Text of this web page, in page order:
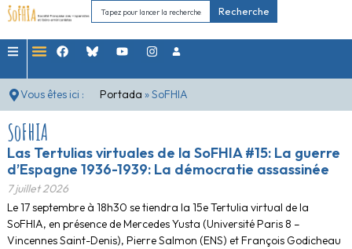
Recherche
Vous êtes ici : Portada »SoFHIA
SoFHIA
Las Tertulias virtuales de la SoFHIA #15: La guerre
d’Espagne 1936-1939: La démocratie assassinée
7 juillet 2026
Le 17 septembre à 18h30 se tiendra la 15e Tertulia virtual de la
SoFHIA, en présence de Mercedes Yusta (Université Paris 8 –
Vincennes Saint-Denis), Pierre Salmon (ENS) et François Godicheau